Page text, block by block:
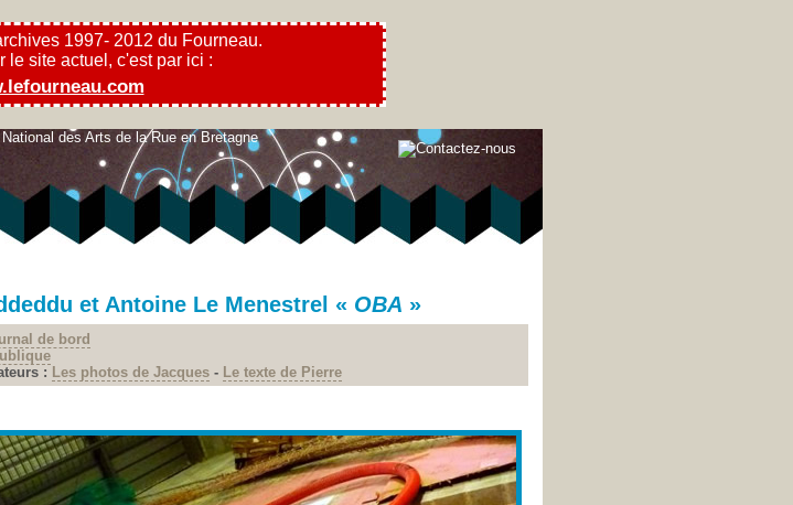
1997- 2012 du Fourneau.
le site actuel, c'est par ici :
et Antoine Le Menestrel « OBA »
de bord
: Les photos de Jacques- Le texte de Pierre